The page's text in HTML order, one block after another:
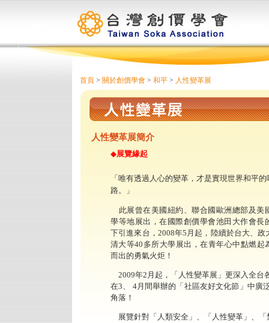
首頁> 關於創價學會 > 和平> 人性變革展
人性變革展簡介
◆展覽緣起
「唯有透過人心的變革，才是實現世界和平的
路。」
此展曾在美國紐約、聯合國歐洲總部及美
學等地展出，在國際創價學會池田大作會長
下引進來台，2008年5月起，陸續於台大、政
清大等40多所大學展出，在青年心中點燃起
而出的勇氣火炬！
2009年2月起，「人性變革展」更深入全台
在3、 4月間舉辦的「社區友好文化節」中廣
角落！
展覽針對「人類安全」、「人性變革」、